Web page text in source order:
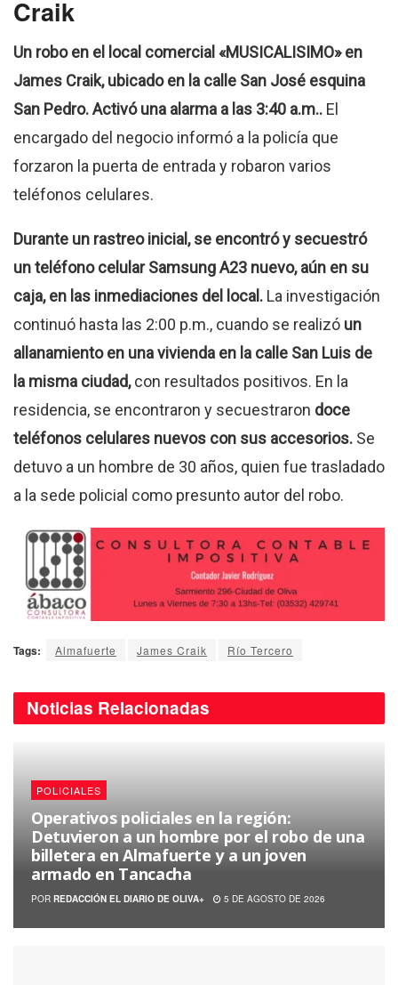
Craik
Un robo en el local comercial «MUSICALISIMO» en
James Craik, ubicado en la calle San José esquina
San Pedro. Activó una alarma a las 3:40 a.m.. El
encargado del negocio informó a la policía que
forzaron la puerta de entrada y robaron varios
teléfonos celulares.
Durante un rastreo inicial, se encontró y secuestró
un teléfono celular Samsung A23 nuevo, aún en su
caja, en las inmediaciones del local. La investigación
continuó hasta las 2:00 p.m., cuando se realizó un
allanamiento en una vivienda en la calle San Luis de
la misma ciudad,con resultados positivos. En la
residencia, se encontraron y secuestraron doce
teléfonos celulares nuevos con sus accesorios. Se
detuvo a un hombre de 30 años, quien fue trasladado
a la sede policial como presunto autor del robo.
Tags: Almafuerte James Craik Río Tercero
Noticias Relacionadas
POLICIALES
Operativos policiales en la región:
Detuvieron a un hombre por el robo de una
billetera en Almafuerte y a un joven
armado en Tancacha
POR REDACCIÓN EL DIARIO DE OLIVA+ 5 DE AGOSTO DE 2026